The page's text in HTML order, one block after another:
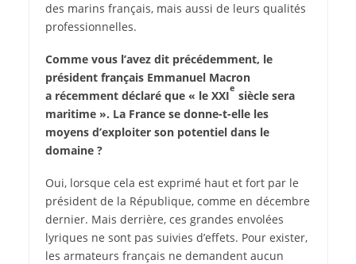
des marins français, mais aussi de leurs qualités
professionnelles.
Comme vous l’avez dit précédemment, le
président français Emmanuel Macron
a récemment déclaré que « le XXI
e
siècle sera
maritime ». La France se donne-t-elle les
moyens d’exploiter son potentiel dans le
domaine ?
Oui, lorsque cela est exprimé haut et fort par le
président de la République, comme en décembre
dernier. Mais derrière, ces grandes envolées
lyriques ne sont pas suivies d’effets. Pour exister,
les armateurs français ne demandent aucun